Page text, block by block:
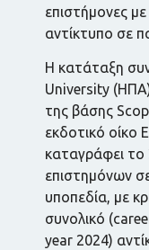
επιστήμονες
αντίκτυπο σε
Η κατάταξη
University (ΗΠΑ)
της βάσης
εκδοτικό οίκο
καταγράφει
επιστημόνων
υποπεδία, με
συνολικό
year 2024)